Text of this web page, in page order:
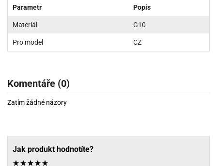
Parametr Popis
Materiál G10
Pro model CZ
Komentáře (0)
Zatím žádné názory
Jak produkt hodnotíte?